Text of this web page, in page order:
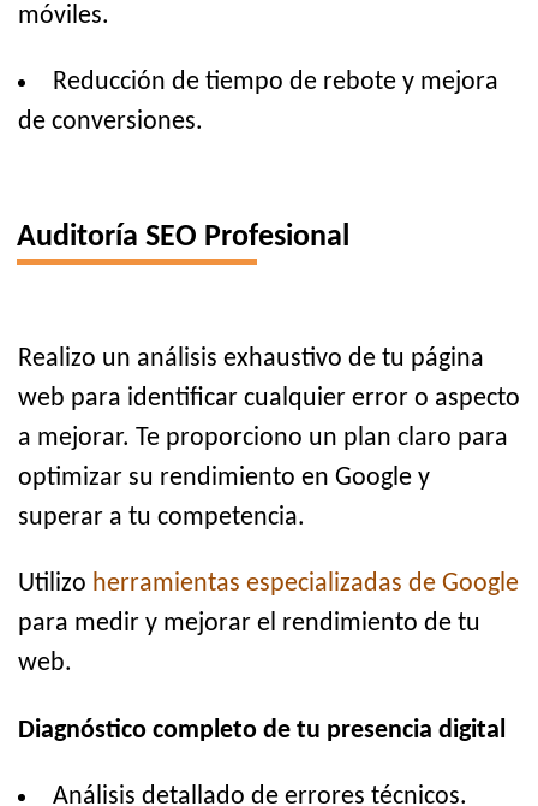
móviles.
Reducción de tiempo de rebote y mejora
de conversiones.
Auditoría SEO Profesional
Realizo un análisis exhaustivo de tu página
web para identificar cualquier error o aspecto
a mejorar. Te proporciono un plan claro para
optimizar su rendimiento en Google y
superar a tu competencia.
Utilizo herramientas especializadas de Google
para medir y mejorar el rendimiento de tu
web.
Diagnóstico completo de tu presencia digital
Análisis detallado de errores técnicos.